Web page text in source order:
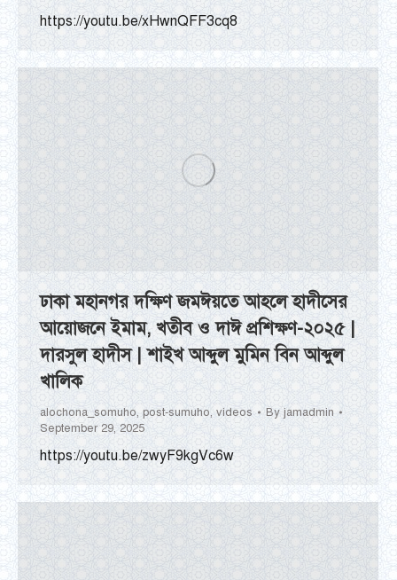
https://youtu.be/xHwnQFF3cq8
ঢাকা মহানগর দক্ষিণ জমঈয়তে আহলে হাদীসের
আয়োজনে ইমাম, খতীব ও দাঈ প্রশিক্ষণ-২০২৫ |
দারসুল হাদীস | শাইখ আব্দুল মুমিন বিন আব্দুল
খালিক
alochona_somuho, post-sumuho, videos By jamadmin
September 29, 2025
https://youtu.be/zwyF9kgVc6w